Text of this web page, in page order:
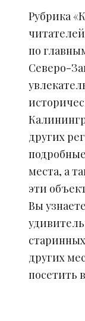
Рубрика
по
Северо-
других
места, а
эти
Вы
других
посетить